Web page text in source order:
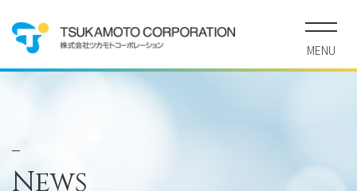
MENU
News